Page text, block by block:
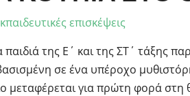
επισκέψεις
της Ε΄ και της ΣΤ΄ τάξης
σε ένα υπέροχο
μεταφέρεται για πρώτη φορά στη